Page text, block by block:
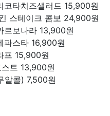
코타치즈샐러드 15,900원
스테이크 콤보 24,900원
르보나라 13,900원
파스타 16,900원
프 15,900원
트 13,900원
알콜) 7,500원